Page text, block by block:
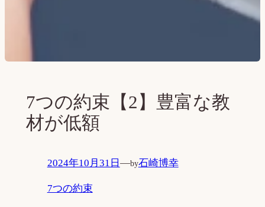
7つの約束【2】豊富な教
材が低額
2024年10月31日 —by石崎博幸
7つの約束